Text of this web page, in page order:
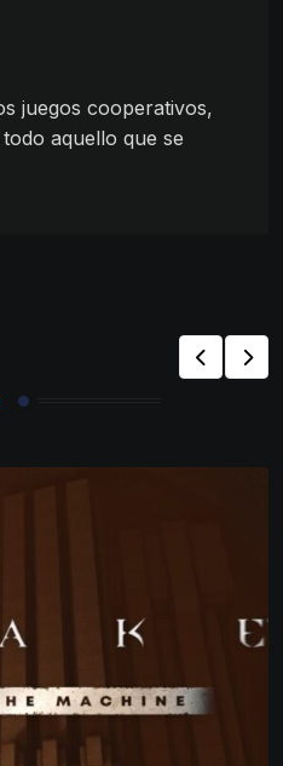
juegos cooperativos,
aquello que se